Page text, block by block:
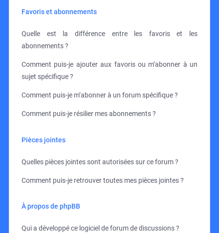
Favoris et abonnements
Quelle est la différence entre les favoris et les
abonnements ?
Comment puis-je ajouter aux favoris ou m’abonner à un
sujet spécifique ?
Comment puis-je m’abonner à un forum spécifique ?
Comment puis-je résilier mes abonnements ?
Pièces jointes
Quelles pièces jointes sont autorisées sur ce forum ?
Comment puis-je retrouver toutes mes pièces jointes ?
À propos de phpBB
Qui a développé ce logiciel de forum de discussions ?